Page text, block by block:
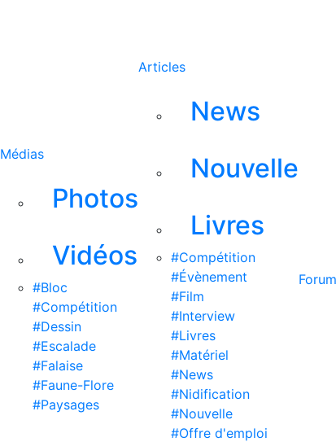
Médias
Photos
Vidéos
#Bloc
#Compétition
#Dessin
#Escalade
#Falaise
#Faune-Flore
#Paysages
Articles
News
Nouvelle
Livres
#Compétition
#Évènement
#Film
#Interview
#Livres
#Matériel
#News
#Nidification
#Nouvelle
#Offre d'emploi
Forum